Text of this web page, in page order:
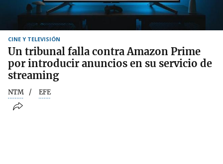
CINE Y TELEVISIÓN
Un tribunal falla contra Amazon Prime
por introducir anuncios en su servicio de
streaming
NTM EFE